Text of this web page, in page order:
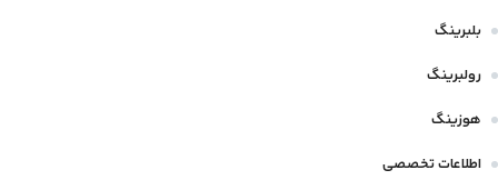
بلبرینگ
رولبرینگ
هوزینگ
اطلاعات تخصصی